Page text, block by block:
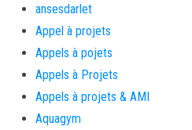
ansesdarlet
Appel à projets
Appels à pojets
Appels à Projets
Appels à projets & AMI
Aquagym